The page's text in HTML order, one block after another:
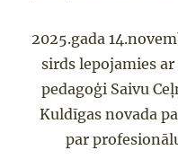
2025.gada
sirds lepojamies
pedagoģi Saivu
Kuldīgas novada
par